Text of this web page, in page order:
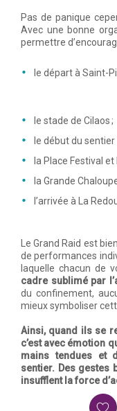
Pas de panique
Avec une bonne
permettre
le départ à Saint-
le stade de Cilaos ;
le début du sentier
la Place Festival
la Grande
l’arrivée à La
Le Grand Raid est
de performances
laquelle chacun de
cadre sublimé par
du confinement,
mieux symboliser
Ainsi, quand ils se
c’est avec émotion
mains tendues et
sentier. Des gestes
insufflent la force